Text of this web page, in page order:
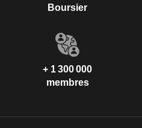
Boursier
+ 1 300 000
membres